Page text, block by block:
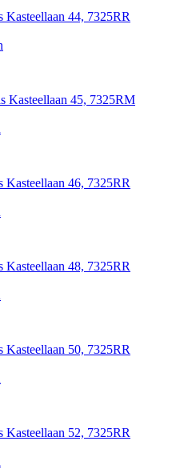
Kasteellaan 44, 7325RR
Kasteellaan 45, 7325RM
Kasteellaan 46, 7325RR
Kasteellaan 48, 7325RR
Kasteellaan 50, 7325RR
Kasteellaan 52, 7325RR